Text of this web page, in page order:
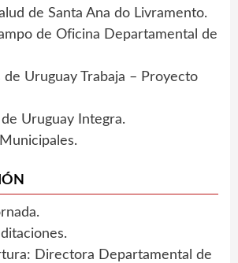
de Santa Ana do Livramento.
de Oficina Departamental de
de Uruguay Trabaja – Proyecto
Uruguay Integra.
Directora Departamental de